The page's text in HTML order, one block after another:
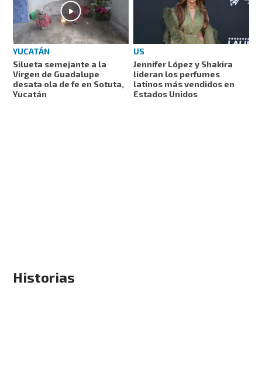
YUCATÁN
Silueta semejante a la
Virgen de Guadalupe
desata ola de fe en Sotuta,
Yucatán
US
Jennifer López y Shakira
lideran los perfumes
latinos más vendidos en
Estados Unidos
Historias